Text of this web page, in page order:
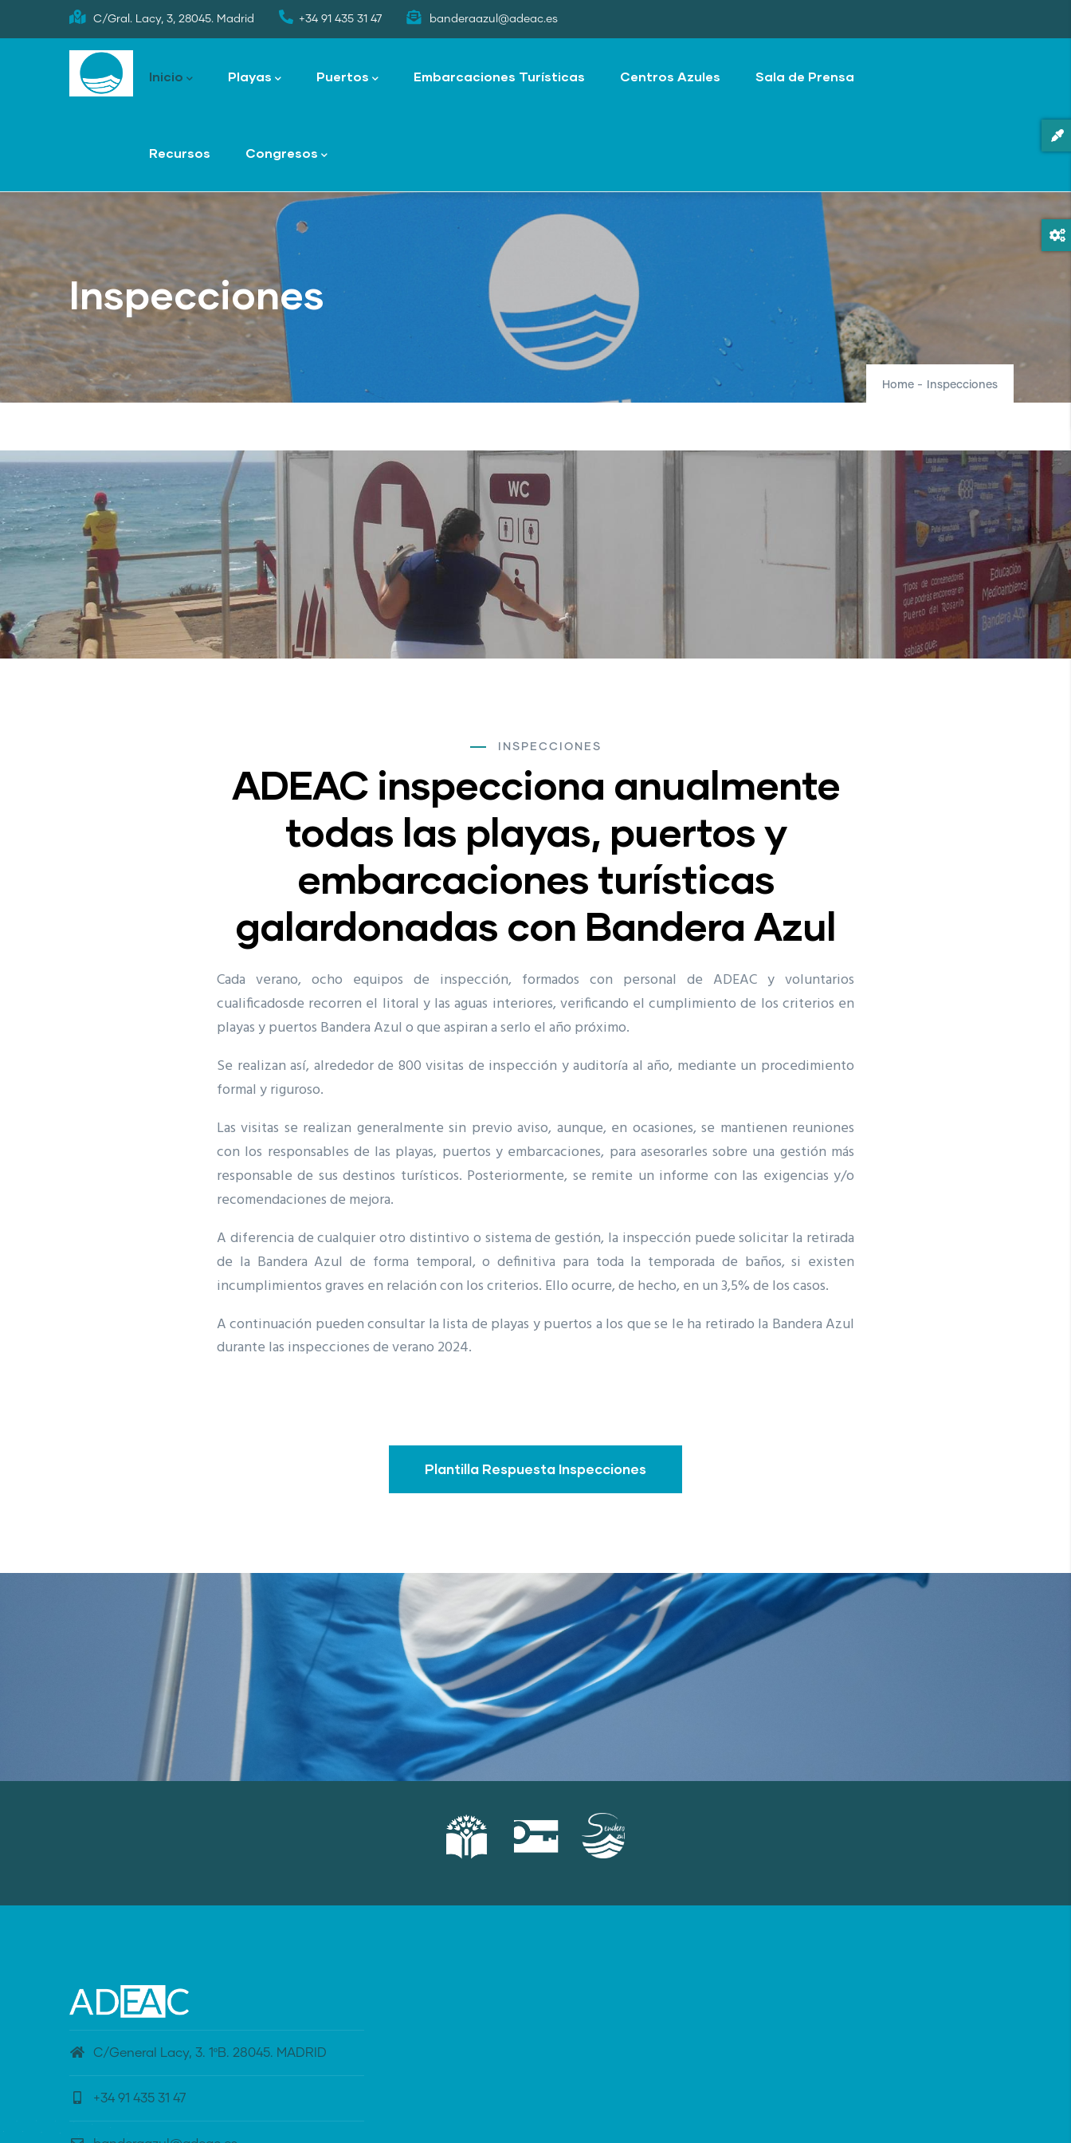
to
C/Gral. Lacy, 3, 28045. Madrid +34 91 435 31 47 banderaazul@adeac.es
navigation
Inicio Playas Puertos Embarcaciones Turísticas Centros Azules Sala de Prensa
Recursos Congresos
Inspecciones
Home - Inspecciones
INSPECCIONES
ADEAC inspecciona anualmente
todas las playas, puertos y
embarcaciones turísticas
galardonadas con Bandera Azul
Cada verano, ocho equipos de inspección, formados con personal de ADEAC y voluntarios
cualificadosde recorren el litoral y las aguas interiores, verificando el cumplimiento de los criterios en
playas y puertos Bandera Azul o que aspiran a serlo el año próximo.
Se realizan así, alrededor de 800 visitas de inspección y auditoría al año, mediante un procedimiento
formal y riguroso.
Las visitas se realizan generalmente sin previo aviso, aunque, en ocasiones, se mantienen reuniones
con los responsables de las playas, puertos y embarcaciones, para asesorarles sobre una gestión más
responsable de sus destinos turísticos. Posteriormente, se remite un informe con las exigencias y/o
recomendaciones de mejora.
A diferencia de cualquier otro distintivo o sistema de gestión, la inspección puede solicitar la retirada
de la Bandera Azul de forma temporal, o definitiva para toda la temporada de baños, si existen
incumplimientos graves en relación con los criterios. Ello ocurre, de hecho, en un 3,5% de los casos.
A continuación pueden consultar la lista de playas y puertos a los que se le ha retirado la Bandera Azul
durante las inspecciones de verano 2024.
Plantilla Respuesta Inspecciones
C/General Lacy, 3. 1ºB. 28045. MADRID
+34 91 435 31 47